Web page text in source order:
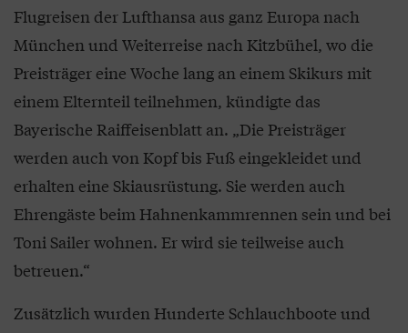
Flugreisen der Lufthansa aus ganz Europa nach
München und Weiterreise nach Kitzbühel, wo die
Preisträger eine Woche lang an einem Skikurs mit
einem Elternteil teilnehmen, kündigte das
Bayerische Raiffeisenblatt an. „Die Preisträger
werden auch von Kopf bis Fuß eingekleidet und
erhalten eine Skiausrüstung. Sie werden auch
Ehrengäste beim Hahnenkammrennen sein und bei
Toni Sailer wohnen. Er wird sie teilweise auch
betreuen.“
Zusätzlich wurden Hunderte Schlauchboote und